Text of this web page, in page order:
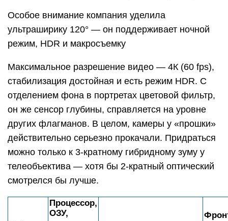
Особое внимание компания уделила
ультраширику 120° — он поддерживает ночной
режим, HDR и макросъемку
Максимальное разрешение видео — 4К (60 fps),
стабилизация достойная и есть режим HDR. С
отделением фона в портретах цветовой фильтр,
он же сенсор глубины, справляется на уровне
других флагманов. В целом, камеры у «прошки»
действительно серьезно прокачали. Придраться
можно только к 3-кратному гибридному зуму у
телеобъектива — хотя бы 2-кратный оптический
смотрелся бы лучше.
Процессор,
ОЗУ,